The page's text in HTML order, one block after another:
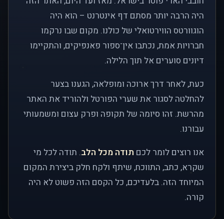
היה הרבה יותר מסתם דף אינטרנט – הוא היה
הוגוורטס הווירטואלי של כולנו. מקום שבו נרקמו
חברויות אמת, נכתבו אין־ספור פאנפיקים, והתקיימו
דיונים סוערים אל תוך הלילה.
כעת, לאחר דרך ארוכה ומופלאה, הגענו בצער
להחלטה לסגור את שערי הפורטל ולהוריד את האתר
מהרשת. זהו סיומה של תקופה ופרק עצום ומשמעותי
עבורנו.
אנו רוצים לומר לכם תודה מכל הלב. תודה לכל מי
שקרא, כתב, התווכח, שיתף ולקח חלק ביצירת המקום
המיוחד הזה. בלעדיכם, כל הקסם הזה פשוט לא היה
קורה.